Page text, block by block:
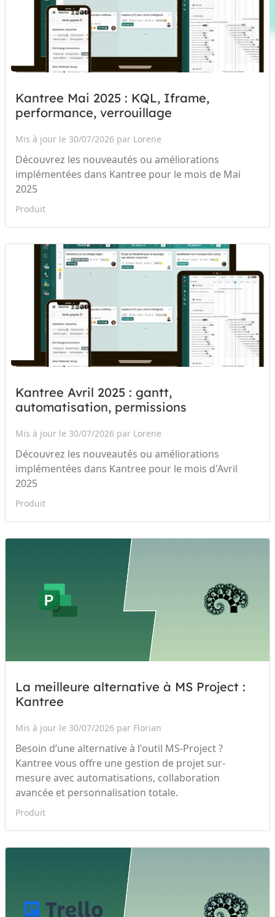
Kantree Mai 2025 : KQL, Iframe,
performance, verrouillage
Mis à jour le 30/07/2026 par Lorene
Découvrez les nouveautés ou améliorations
implémentées dans Kantree pour le mois de Mai
2025
Produit
Kantree Avril 2025 : gantt,
automatisation, permissions
Mis à jour le 30/07/2026 par Lorene
Découvrez les nouveautés ou améliorations
implémentées dans Kantree pour le mois d'Avril
2025
Produit
La meilleure alternative à MS Project :
Kantree
Mis à jour le 30/07/2026 par Florian
Besoin d’une alternative à l'outil MS-Project ?
Kantree vous offre une gestion de projet sur-
mesure avec automatisations, collaboration
avancée et personnalisation totale.
Produit